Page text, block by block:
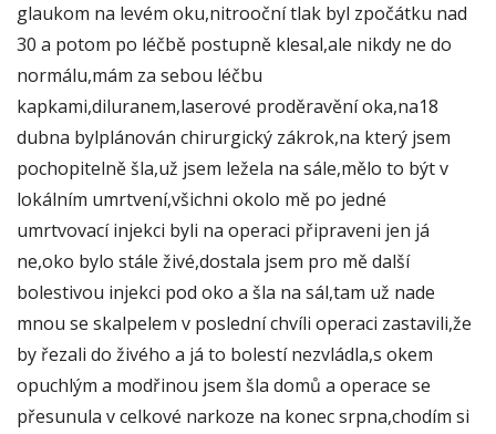
glaukom na levém oku,nitrooční tlak byl zpočátku nad
30 a potom po léčbě postupně klesal,ale nikdy ne do
normálu,mám za sebou léčbu
kapkami,diluranem,laserové proděravění oka,na18
dubna bylplánován chirurgický zákrok,na který jsem
pochopitelně šla,už jsem ležela na sále,mělo to být v
lokálním umrtvení,všichni okolo mě po jedné
umrtvovací injekci byli na operaci připraveni jen já
ne,oko bylo stále živé,dostala jsem pro mě další
bolestivou injekci pod oko a šla na sál,tam už nade
mnou se skalpelem v poslední chvíli operaci zastavili,že
by řezali do živého a já to bolestí nezvládla,s okem
opuchlým a modřinou jsem šla domů a operace se
přesunula v celkové narkoze na konec srpna,chodím si